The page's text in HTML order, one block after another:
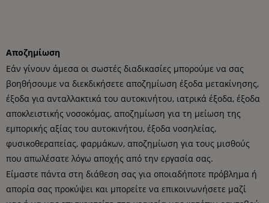
Αποζημίωση
Εάν γίνουν άμεσα οι σωστές διαδικασίες μπορούμε να σας
βοηθήσουμε να διεκδικήσετε αποζημίωση έξοδα μετακίνησης,
έξοδα για ανταλλακτικά του αυτοκινήτου, ιατρικά έξοδα, έξοδα
αποκλειστικής νοσοκόμας, αποζημίωση για τη μείωση της
εμπορικής αξίας του αυτοκινήτου, έξοδα νοσηλείας,
φυσικοθεραπείας, φαρμάκων, αποζημίωση για τους μισθούς
που απωλέσατε λόγω αποχής από την εργασία σας.
Είμαστε πάντα στη διάθεση σας για οποιαδήποτε πρόβλημα ή
απορία σας προκύψει και μπορείτε να επικοινωνήσετε μαζί